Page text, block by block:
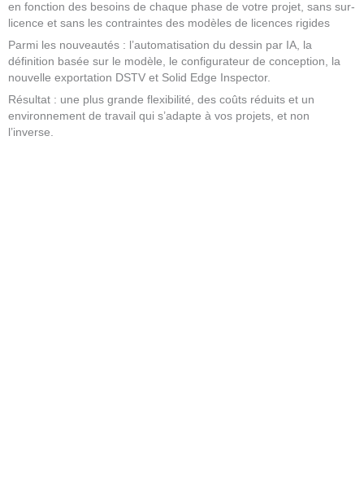
en fonction des besoins de chaque phase de votre projet, sans sur-
licence et sans les contraintes des modèles de licences rigides
Parmi les nouveautés : l’automatisation du dessin par IA, la
définition basée sur le modèle, le configurateur de conception, la
nouvelle exportation DSTV et Solid Edge Inspector.
Résultat : une plus grande flexibilité, des coûts réduits et un
environnement de travail qui s’adapte à vos projets, et non
l’inverse.